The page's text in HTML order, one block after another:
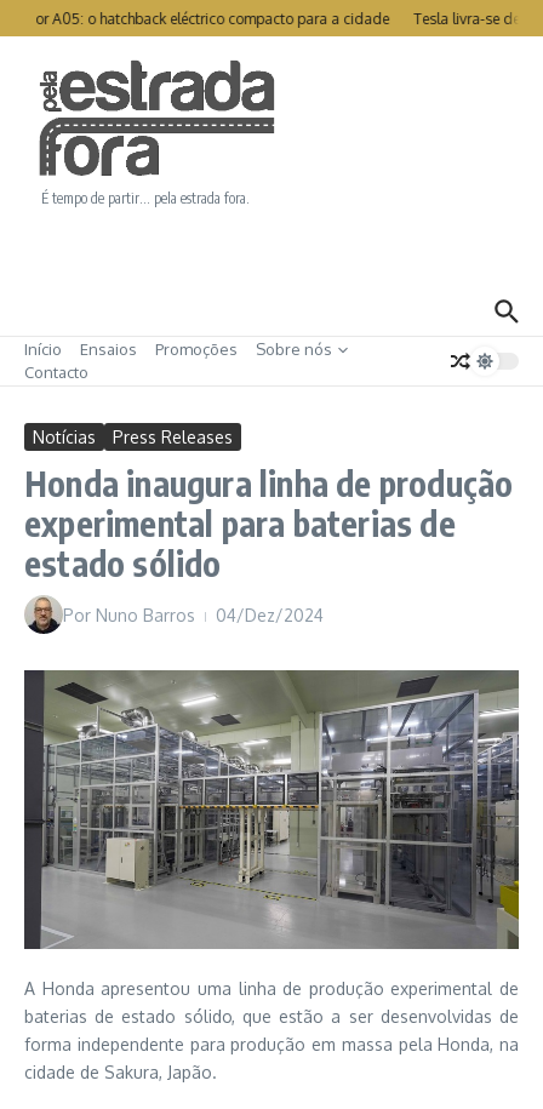
Ir para o conteúdo
A05: o hatchback eléctrico compacto para a cidade Tesla livra-se de
É tempo de partir… pela estrada fora.
Início Ensaios Promoções
Sobre nós
Contacto
Notícias Press Releases
Honda inaugura linha de produção
experimental para baterias de
estado sólido
Por Nuno Barros 04/Dez/2024
A Honda apresentou uma linha de produção experimental de
baterias de estado sólido, que estão a ser desenvolvidas de
forma independente para produção em massa pela Honda, na
cidade de Sakura, Japão.